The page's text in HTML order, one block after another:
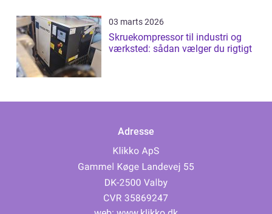
03 marts 2026
Skruekompressor til industri og
værksted: sådan vælger du rigtigt
Adresse